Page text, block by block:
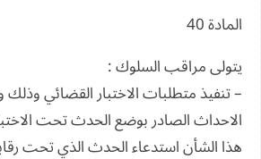
المادة 40
يتولى مراقب السلوك :
– تنفيذ متطلبات الاختبار القضائي
الاحداث الصادر بوضع الحدث تحت
هذا الشأن استدعاء الحدث الذي تحت